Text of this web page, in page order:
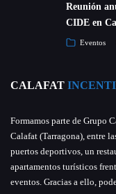
Reunión
CIDE en
Eventos
CALAFAT
Formamos parte de Grupo
Calafat (Tarragona), entre
puertos deportivos, un
apartamentos turísticos
eventos. Gracias a ello,